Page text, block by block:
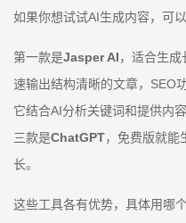
如果你想试试AI生成内容，可
第一款是Jasper AI，适合生
速输出结构清晰的文章，SEO
它结合AI分析关键词和提供内
三款是ChatGPT，免费版就能
长。
这些工具各有优势，具体用哪